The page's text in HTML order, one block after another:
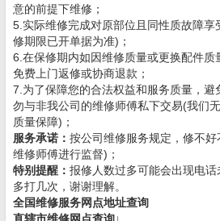
意的前提下维修；
5.实际维修完成对原部位且同性质故障享
修期限已开单据为准)；
6.在保修期内如因维修质量或更换配件质
免费上门返修或协商退款；
7.为了保障您的合法权益和服务质量，避
勿与非我公司的维修师傅私下交易(我们
质量保障)；
服务承诺： 按公司维修服务规定，修不
维修师傅进行监督)；
特别提醒： 报修人数过多可能会出现电
多打几次，谢谢理解。
全国维修服务网点地址查询